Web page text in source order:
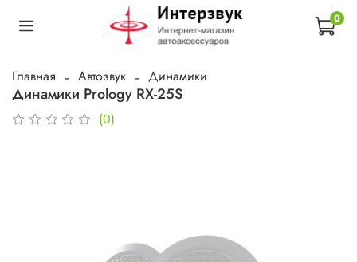
0
Главная Автозвук Динамики
Динамики Prology RX-25S
(0)